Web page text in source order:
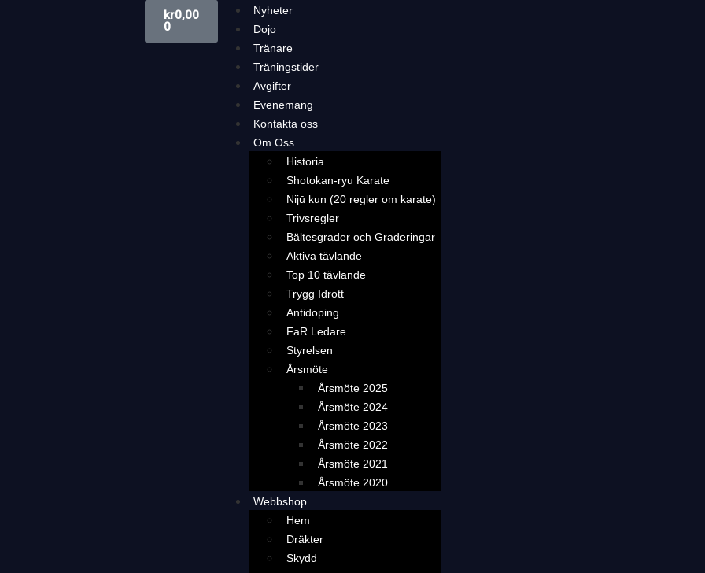
kr0,00
0
Nyheter
Dojo
Tränare
Träningstider
Avgifter
Evenemang
Kontakta oss
Om Oss
Historia
Shotokan-ryu Karate
Nijū kun (20 regler om karate)
Trivsregler
Bältesgrader och Graderingar
Aktiva tävlande
Top 10 tävlande
Trygg Idrott
Antidoping
FaR Ledare
Styrelsen
Årsmöte
Årsmöte 2025
Årsmöte 2024
Årsmöte 2023
Årsmöte 2022
Årsmöte 2021
Årsmöte 2020
Webbshop
Hem
Dräkter
Skydd